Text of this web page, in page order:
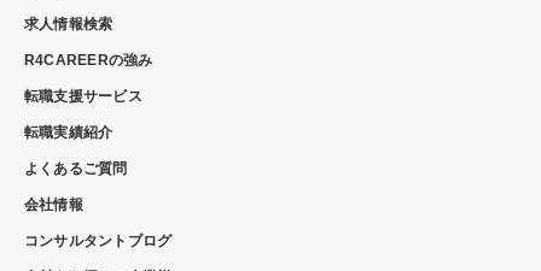
求人情報検索
R4CAREERの強み
転職支援サービス
転職実績紹介
よくあるご質問
会社情報
コンサルタントブログ